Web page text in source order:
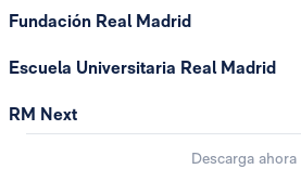
Fundación Real Madrid
Escuela Universitaria Real Madrid
RM Next
Descarga ahora